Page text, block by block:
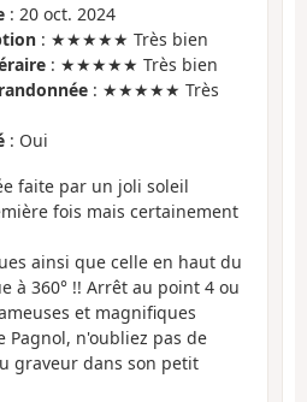
: 20 oct. 2024
: ★★★★★ Très bien
: ★★★★★ Très bien
: ★★★★★ Très
: Oui
faite par un joli soleil
fois mais certainement
ainsi que celle en haut du
à 360° !! Arrêt au point 4 ou
et magnifiques
Pagnol, n'oubliez pas de
graveur dans son petit